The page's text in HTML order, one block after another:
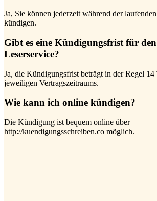
Ja, Sie können jederzeit während der
kündigen.
Gibt es eine Kündigungsfrist für
Leserservice?
Ja, die Kündigungsfrist beträgt in der Regel
jeweiligen Vertragszeitraums.
Wie kann ich online kündigen?
Die Kündigung ist bequem online über
http://kuendigungsschreiben.co möglich.